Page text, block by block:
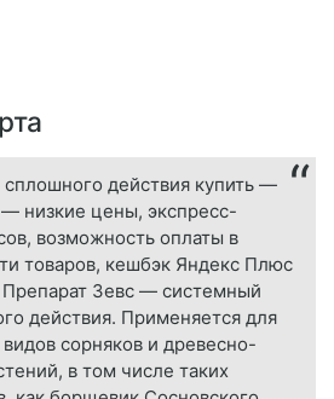
действия купить —
низкие цены, экспресс-
возможность оплаты в
товаров, кешбэк Яндекс Плюс
Зевс — системный
действия. Применяется для
сорняков и древесно-
в том числе таких